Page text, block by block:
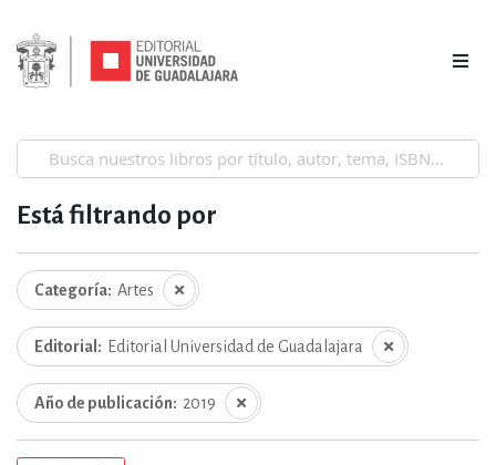
Está filtrando por
Categoría Artes
Editorial Editorial Universidad de Guadalajara
Año de publicación 2019